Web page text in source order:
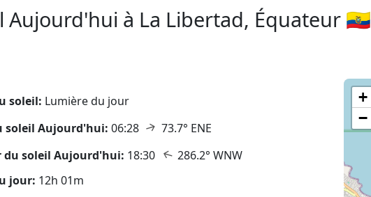
Aujourd'hui à La Libertad, Équateur 🇪🇨
soleil: Lumière du jour
soleil Aujourd'hui: 06:28 ↑ 73.7° ENE
du soleil Aujourd'hui: 18:30 ↑ 286.2° WNW
jour: 12h 01m
+
−